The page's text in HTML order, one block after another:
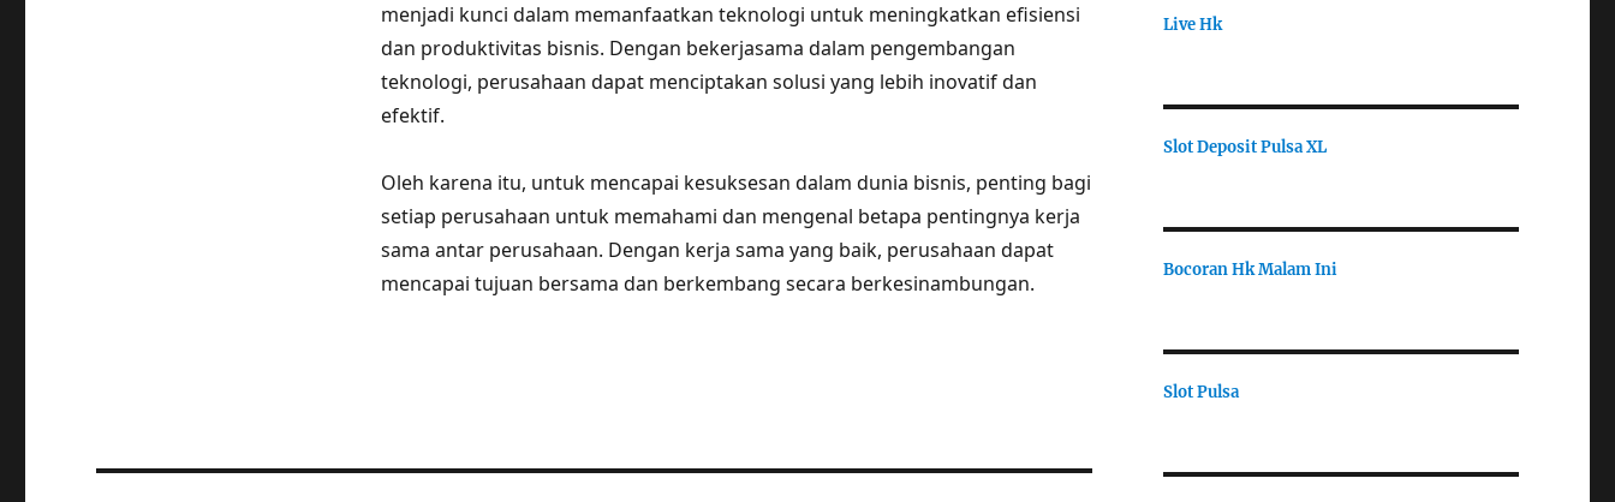
menjadi kunci dalam memanfaatkan teknologi untuk meningkatkan efisiensi
dan produktivitas bisnis. Dengan bekerjasama dalam pengembangan
teknologi, perusahaan dapat menciptakan solusi yang lebih inovatif dan
efektif.
Oleh karena itu, untuk mencapai kesuksesan dalam dunia bisnis, penting bagi
setiap perusahaan untuk memahami dan mengenal betapa pentingnya kerja
sama antar perusahaan. Dengan kerja sama yang baik, perusahaan dapat
mencapai tujuan bersama dan berkembang secara berkesinambungan.
Live Hk
Slot Deposit Pulsa XL
Bocoran Hk Malam Ini
Slot Pulsa